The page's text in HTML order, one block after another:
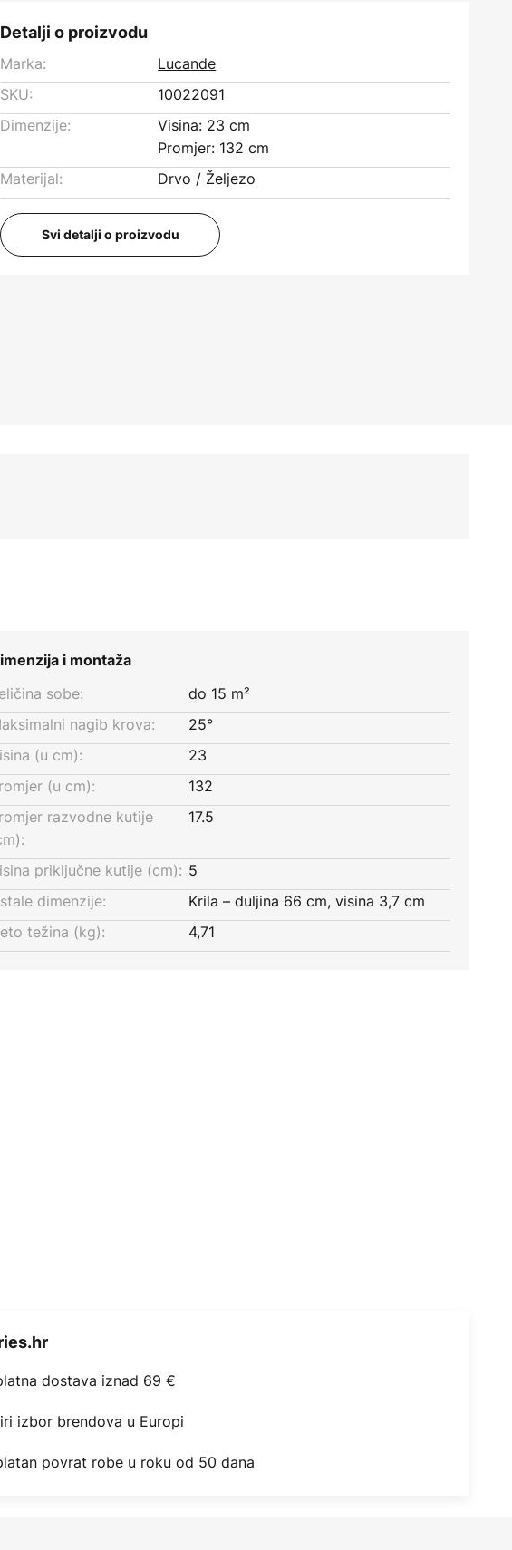
Detalji o proizvodu
Marka:
Lucande
SKU:
10022091
Dimenzije:
Visina: 23 cm
Promjer: 132 cm
Materijal:
Drvo / Željezo
Svi detalji o proizvodu
i montaža
sobe:
do 15 m²
nagib krova:
25°
(u cm):
23
(u cm):
132
razvodne kutije
17.5
priključne kutije (cm): 5
dimenzije:
Krila – duljina 66 cm, visina 3,7 cm
težina (kg):
4,71
dostava iznad 69 €
izbor brendova u Europi
povrat robe u roku od 50 dana